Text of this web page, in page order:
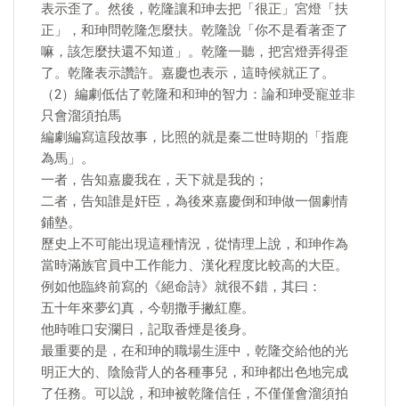
表示歪了。然後，乾隆讓和珅去把「很正」宮燈「扶
正」，和珅問乾隆怎麼扶。乾隆說「你不是看著歪了
嘛，該怎麼扶還不知道」。乾隆一聽，把宮燈弄得歪
了。乾隆表示讚許。嘉慶也表示，這時候就正了。
（2）編劇低估了乾隆和和珅的智力：論和珅受寵並非
只會溜須拍馬
編劇編寫這段故事，比照的就是秦二世時期的「指鹿
為馬」。
一者，告知嘉慶我在，天下就是我的；
二者，告知誰是奸臣，為後來嘉慶倒和珅做一個劇情
鋪墊。
歷史上不可能出現這種情況，從情理上說，和珅作為
當時滿族官員中工作能力、漢化程度比較高的大臣。
例如他臨終前寫的《絕命詩》就很不錯，其曰：
五十年來夢幻真，今朝撒手撇紅塵。
他時唯口安瀾日，記取香煙是後身。
最重要的是，在和珅的職場生涯中，乾隆交給他的光
明正大的、陰險背人的各種事兒，和珅都出色地完成
了任務。可以說，和珅被乾隆信任，不僅僅會溜須拍